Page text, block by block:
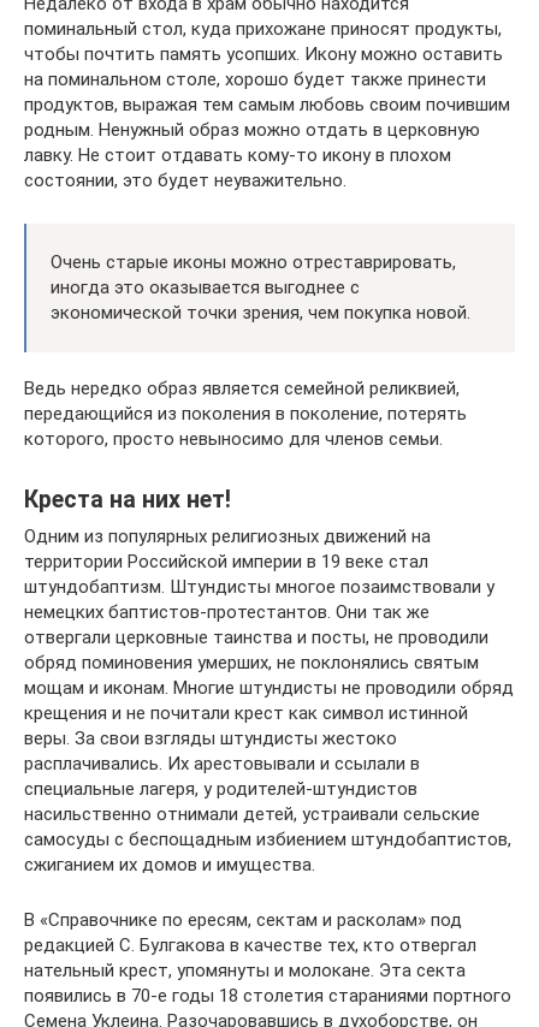
поминальный стол, куда прихожане приносят продукты,
чтобы почтить память усопших. Икону можно оставить
на поминальном столе, хорошо будет также принести
продуктов, выражая тем самым любовь своим почившим
родным. Ненужный образ можно отдать в церковную
лавку. Не стоит отдавать кому-то икону в плохом
состоянии, это будет неуважительно.
Очень старые иконы можно отреставрировать,
иногда это оказывается выгоднее с
экономической точки зрения, чем покупка новой.
Ведь нередко образ является семейной реликвией,
передающийся из поколения в поколение, потерять
которого, просто невыносимо для членов семьи.
Креста на них нет!
Одним из популярных религиозных движений на
территории Российской империи в 19 веке стал
штундобаптизм. Штундисты многое позаимствовали у
немецких баптистов-протестантов. Они так же
отвергали церковные таинства и посты, не проводили
обряд поминовения умерших, не поклонялись святым
мощам и иконам. Многие штундисты не проводили обряд
крещения и не почитали крест как символ истинной
веры. За свои взгляды штундисты жестоко
расплачивались. Их арестовывали и ссылали в
специальные лагеря, у родителей-штундистов
насильственно отнимали детей, устраивали сельские
самосуды с беспощадным избиением штундобаптистов,
сжиганием их домов и имущества.
В «Справочнике по ересям, сектам и расколам» под
редакцией С. Булгакова в качестве тех, кто отвергал
нательный крест, упомянуты и молокане. Эта секта
появились в 70-е годы 18 столетия стараниями портного
Семена Уклеина. Разочаровавшись в духоборстве, он